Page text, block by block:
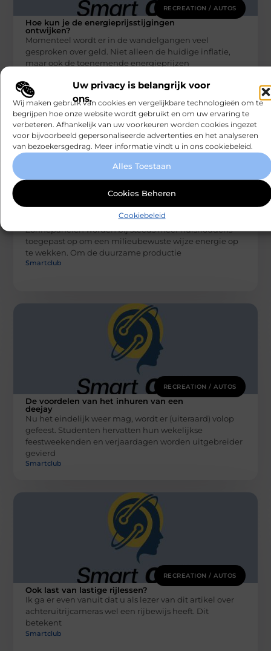
Uw privacy is belangrijk voor
ons.
Wij maken gebruik van cookies en vergelijkbare technologieën om te
begrijpen hoe onze website wordt gebruikt en om uw ervaring te
verbeteren. Afhankelijk van uw voorkeuren worden cookies ingezet
voor bijvoorbeeld gepersonaliseerde advertenties en het analyseren
van bezoekersgedrag. Meer informatie vindt u in ons cookiebeleid.
Alles Toestaan
Cookies Beheren
Cookiebeleid
RECREATION / AUTOS
Hoe kun je de energieprijsstijgingen
ontwijken?
Momenteel wordt er in de wandelgangen veel
gesproken over geld. Niet alleen de huidige inflatie,
maar ook de toenemende energieprijzen
RECREATION / AUTOS
De oplossing om vogels weg te houden
Zonnepanelen worden bij steeds meer huishoudens
toegepast op om een milieubewuste wijze energie op
te wekken. Om de duurzame productie
Smartclub
RECREATION / AUTOS
De voordelen van het inhuren van een
deejay
Nu het eindelijk weer mag, wordt er (uiteraard) volop
gefeest. Studenten hervatten hun wekelijkse
feestweekenden en verjaardagen worden uitgebreider
gevierd
Smartclub
RECREATION / AUTOS
Ook last van lastige rijlessen?
Ik ga er even vanuit dat u als lezer van dit artikel over
achteruitrijcameras wel een rijbewijs heeft. Dit
betekent
Smartclub